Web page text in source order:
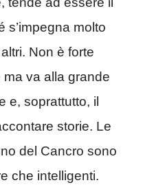
s’impegna molto
Non è forte
va alla grande
e, soprattutto, il
storie. Le
del Cancro sono
che intelligenti.